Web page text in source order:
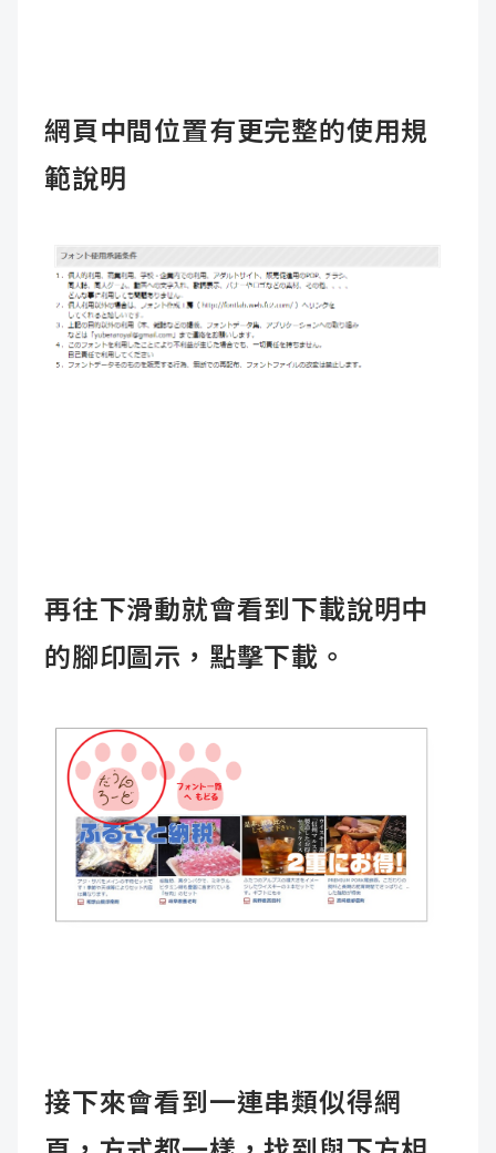
網頁中間位置有更完整的使用規
範說明
再往下滑動就會看到下載說明中
的腳印圖示，點擊下載。
接下來會看到一連串類似得網